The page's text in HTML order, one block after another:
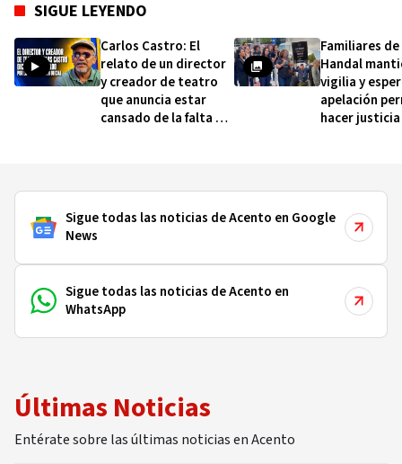
SIGUE LEYENDO
Carlos Castro: El
relato de un director
y creador de teatro
que anuncia estar
cansado de la falta de
Familiares
Handal
vigilia y
apelación
hacer justicia
Sigue todas las noticias de Acento en Google
News
Sigue todas las noticias de Acento en
WhatsApp